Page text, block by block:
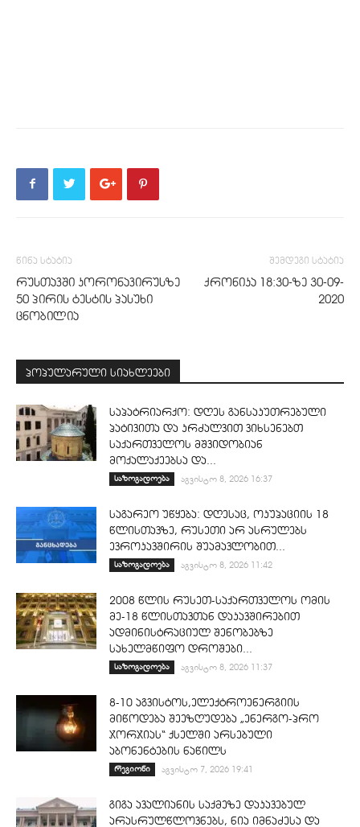
წინა სტატია
რუსთავში კორონავირუსზე
50 პირის ტესტის პასუხი
ცნობილია
შემდეგი სტატია
ქრონიკა 18:30-ზე 30-09-
2020
პოპულარული სიახლეები
საპატრიარქო: დღეს განსაკუთრებული
პატივითა და კრძალვით ვიხსენებთ
საქართველოს მშვიდობიან
მოქალაქეებსა და...
საზოგადოება აგვისტო 8, 2026 16:37
საგარეო უწყება: დღესაც, ოკუპაციის 18
წლისთავზე, რუსეთი არ ასრულებს
ევროკავშირის შუამავლობით...
საზოგადოება აგვისტო 8, 2026 11:42
2008 წლის რუსეთ-საქართველოს ომის
მე-18 წლისთავთან დაკავშირებით
ადმინისტრაციულ შენობებზე
სახელმწიფო დროშები...
საზოგადოება აგვისტო 8, 2026 11:37
8-10 აგვისტოს,ელექტროენერგიის
მიწოდება შეეზღუდება „ენერგო-პრო
ჯორჯიას“ ქსელში არსებული
აბონენტების ნაწილს
რეგიონი აგვისტო 7, 2026 19:41
გიგა ავალიანის საქმეზე დაკავებულ
არასრულწლოვნებს, ნია იმნაძესა და